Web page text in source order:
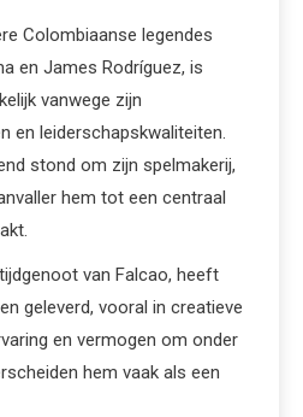
Colombiaanse legendes
en James Rodríguez, is
vanwege zijn
en leiderschapskwaliteiten.
stond om zijn spelmakerij,
hem tot een centraal
van Falcao, heeft
geleverd, vooral in creatieve
en vermogen om onder
hem vaak als een